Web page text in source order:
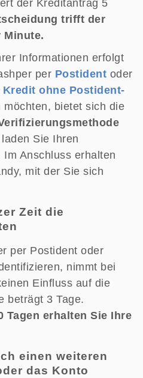
der Kreditantrag 5
trifft der
Minute.
Informationen erfolgt
per Postident oder
Kredit ohne Postident-
möchten, bietet sich die
Sie Ihren
Anschluss erhalten
mit der Sie sich
Zeit die
per Postident oder
nimmt bei
Einfluss auf die
beträgt 3 Tage.
Tagen erhalten Sie Ihre
einen weiteren
das Konto